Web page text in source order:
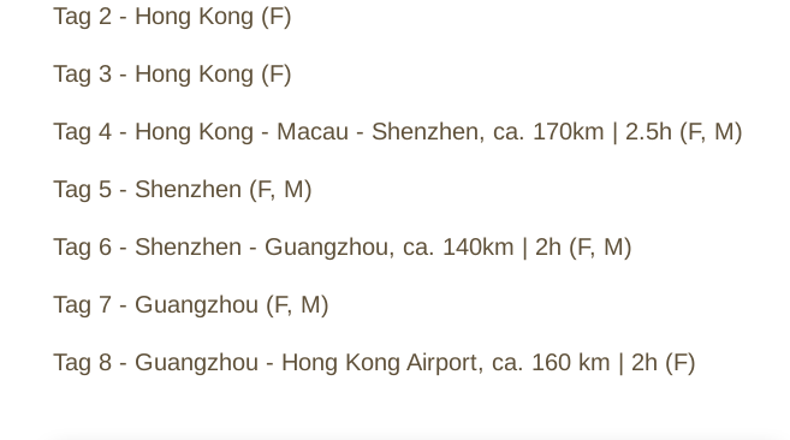
Tag 2 - Hong Kong (F)
Tag 3 - Hong Kong (F)
Tag 4 - Hong Kong - Macau - Shenzhen, ca. 170km | 2.5h (F, M)
Tag 5 - Shenzhen (F, M)
Tag 6 - Shenzhen - Guangzhou, ca. 140km | 2h (F, M)
Tag 7 - Guangzhou (F, M)
Tag 8 - Guangzhou - Hong Kong Airport, ca. 160 km | 2h (F)